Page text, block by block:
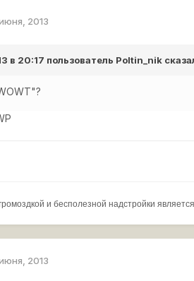
2013
в 20:17 пользователь Poltin_nik
и бесполезной надстройки
2013